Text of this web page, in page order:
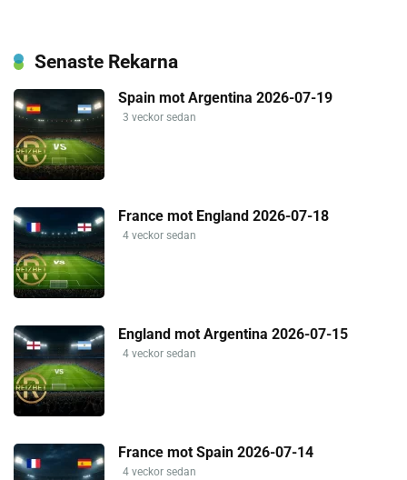
Senaste Rekarna
Spain mot Argentina 2026-07-19
3 veckor sedan
France mot England 2026-07-18
4 veckor sedan
England mot Argentina 2026-07-15
4 veckor sedan
France mot Spain 2026-07-14
4 veckor sedan